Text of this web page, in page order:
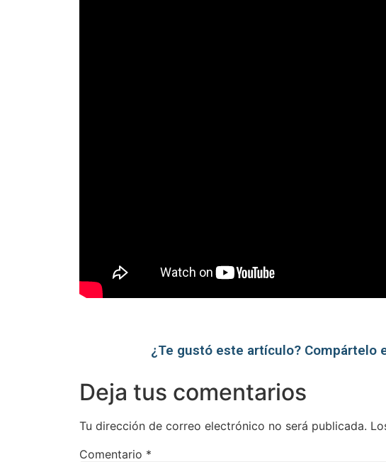
¿Te gustó este artículo? Compártelo
Deja tus comentarios
Tu dirección de correo electrónico no será publicada.
Comentario *